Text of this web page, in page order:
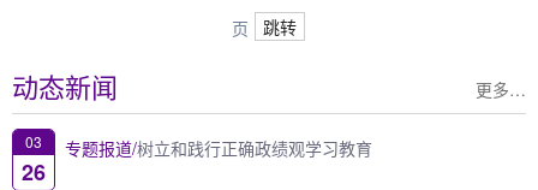
动态新闻 更多…
03
26
专题报道/树立和践行正确政绩观学习教育
页 跳转